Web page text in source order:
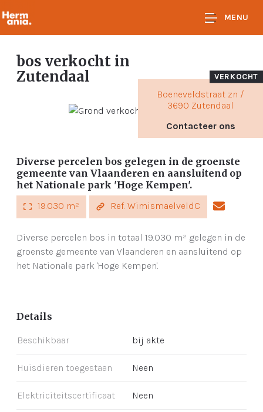
MENU
bos verkocht in
Zutendaal
Boeneveldstraat zn /
3690 Zutendaal
Contacteer ons
VERKOCHT
Diverse percelen bos gelegen in de groenste
gemeente van Vlaanderen en aansluitend op
het Nationale park 'Hoge Kempen'.
19.030 m² Ref. WimismaelveldC
Diverse percelen bos in totaal 19.030 m² gelegen in de
groenste gemeente van Vlaanderen en aansluitend op
het Nationale park 'Hoge Kempen'.
Details
Beschikbaar bij akte
Huisdieren toegestaan Neen
Elektriciteitscertificaat Neen